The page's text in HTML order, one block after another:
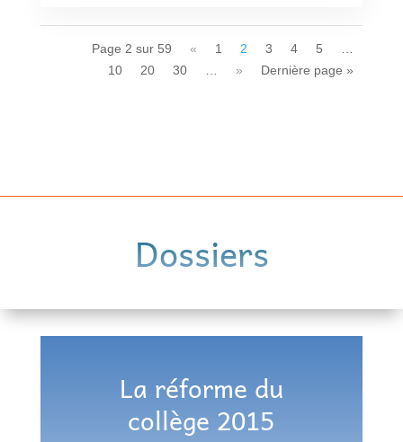
Page 2 sur 59 « 1 2 3 4 5
…
10
20 30 … » Dernière page »
Dossiers
La réforme du
collège 2015